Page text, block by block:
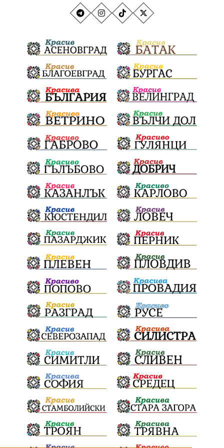
"Аз вярвам и помагам“
благотворителна инициатива
Електронният прием започва Дънката
Ще има ли присъда Ден на отворените врати
стопанство „Храна от село“ Карола Карова
„Отваряне на града към морето“
Негодна за пиене вода във Варненско
цялостно обновяване Музеъ на мозайките
и прилежащия парк в Девня
Гражданска инициатива „Парад на гордостта“
по спортна гимнастика 2026 Православие
Паралел България и Унгария полет в Космоса
българин в Космоса майор Георги Иванов
Добри новини за Белослав
новия ферибот вече е готов Нов етап
неонатален скрининг Априлското въстание
150 години Великденски крос